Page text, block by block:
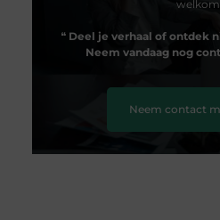
welkom.
❝ Deel je verhaal of ontdek
Neem vandaag nog
Neem contact